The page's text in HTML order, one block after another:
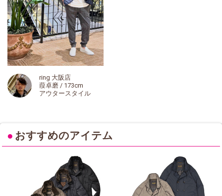
ring 大阪店
葭卓磨 / 173cm
アウタースタイル
● おすすめのアイテム